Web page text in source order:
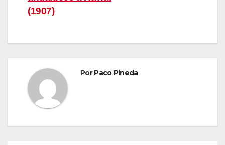
(1907)
PorPaco Pineda